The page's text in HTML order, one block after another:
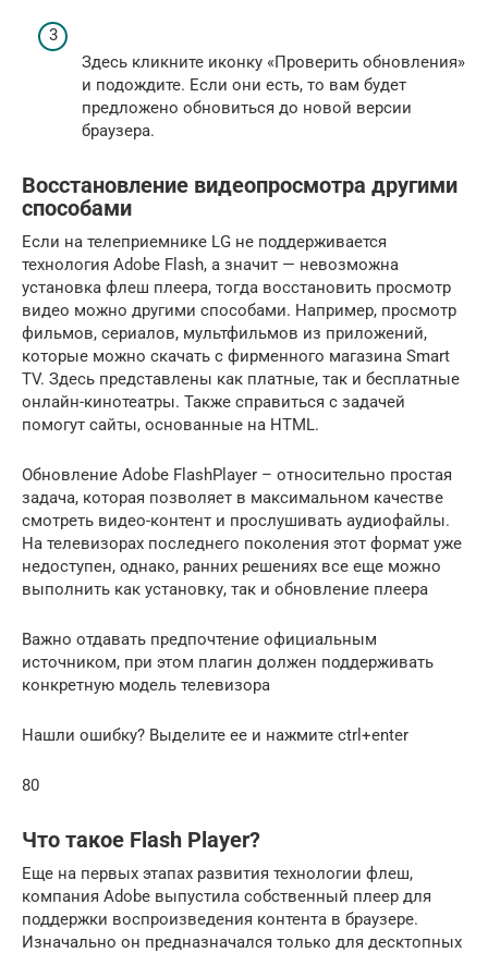
Здесь кликните иконку «Проверить обновления»
и подождите. Если они есть, то вам будет
предложено обновиться до новой версии
браузера.
Восстановление видеопросмотра другими
способами
Если на телеприемнике LG не поддерживается
технология Adobe Flash, а значит — невозможна
установка флеш плеера, тогда восстановить просмотр
видео можно другими способами. Например, просмотр
фильмов, сериалов, мультфильмов из приложений,
которые можно скачать с фирменного магазина Smart
TV. Здесь представлены как платные, так и бесплатные
онлайн-кинотеатры. Также справиться с задачей
помогут сайты, основанные на HTML.
Обновление Adobe FlashPlayer – относительно простая
задача, которая позволяет в максимальном качестве
смотреть видео-контент и прослушивать аудиофайлы.
На телевизорах последнего поколения этот формат уже
недоступен, однако, ранних решениях все еще можно
выполнить как установку, так и обновление плеера
Важно отдавать предпочтение официальным
источником, при этом плагин должен поддерживать
конкретную модель телевизора
Нашли ошибку? Выделите ее и нажмите ctrl+enter
80
Что такое Flash Player?
Еще на первых этапах развития технологии флеш,
компания Adobe выпустила собственный плеер для
поддержки воспроизведения контента в браузере.
Изначально он предназначался только для десктопных